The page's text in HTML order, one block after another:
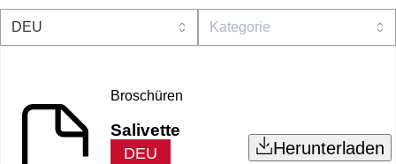
Broschüren
Salivette
DEU
Herunterladen